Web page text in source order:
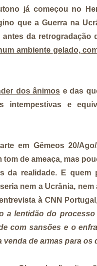
já começou no
que a Guerra na
antes da
ambiente gelado,
dos ânimos e das
intempestivas e
em Gêmeos 20/
tom de ameaça, mas
da realidade. E quem
nem a Ucrânia,
à CNN
a lentidão do
com sansões e o
venda de armas para os